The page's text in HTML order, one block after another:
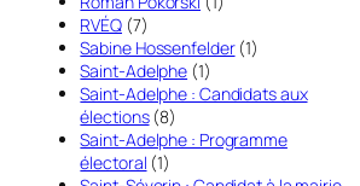
RVÉQ (7)
Sabine Hossenfelder(1)
Saint-Adelphe (1)
Saint-Adelphe : Candidats aux
élections(8)
Saint-Adelphe : Programme
électoral (1)